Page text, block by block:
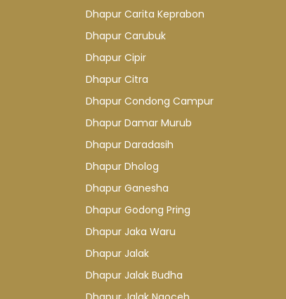
Dhapur Carita Keprabon
Dhapur Carubuk
Dhapur Cipir
Dhapur Citra
Dhapur Condong Campur
Dhapur Damar Murub
Dhapur Daradasih
Dhapur Dholog
Dhapur Ganesha
Dhapur Godong Pring
Dhapur Jaka Waru
Dhapur Jalak
Dhapur Jalak Budha